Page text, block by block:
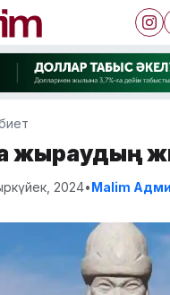
жыраудың
2024•Malim